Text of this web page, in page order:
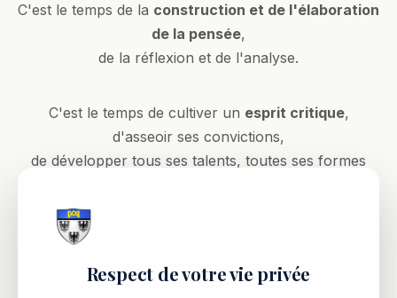
C'est le temps de la construction et de l'élaboration
de la pensée,
de la réflexion et de l'analyse.
C'est le temps de cultiver un esprit critique,
d'asseoir ses convictions,
de développer tous ses talents, toutes ses formes
Au-delà de l'obtention du grade de bachelier et d'un
enseignement académique solide, l'élève est invité à
l'autonomie dans son travail, à la curiosité
Respect de votre vie privée